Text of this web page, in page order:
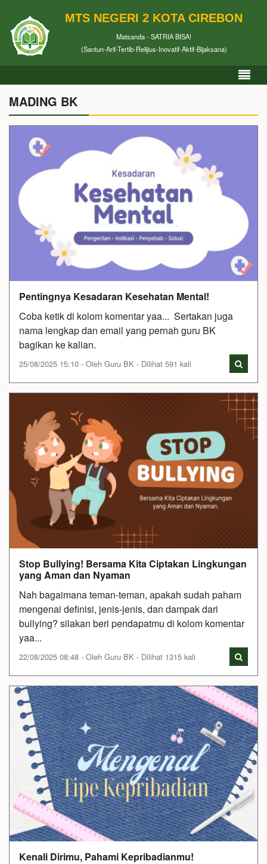
MTS NEGERI 2 KOTA CIREBON
Matsanda - SATRIA BISA!
(Santun-Arif-Tertib-Relijius-Inovatif-Aktif-Bijaksana)
MADING BK
Pentingnya Kesadaran Kesehatan Mental!
Coba ketik di kolom komentar yaa... Sertakan juga
nama lengkap dan email yang pernah guru BK
bagikan ke kalian.
25/08/2025 15:10 - Oleh Guru BK - Dilihat 591 kali
Stop Bullying! Bersama Kita Ciptakan Lingkungan
yang Aman dan Nyaman
Nah bagaimana teman-teman, apakah sudah paham
mengenai definisi, jenis-jenis, dan dampak dari
bullying? silakan beri pendapatmu di kolom komentar
yaa...
22/08/2025 08:48 - Oleh Guru BK - Dilihat 1315 kali
Kenali Dirimu, Pahami Kepribadianmu!